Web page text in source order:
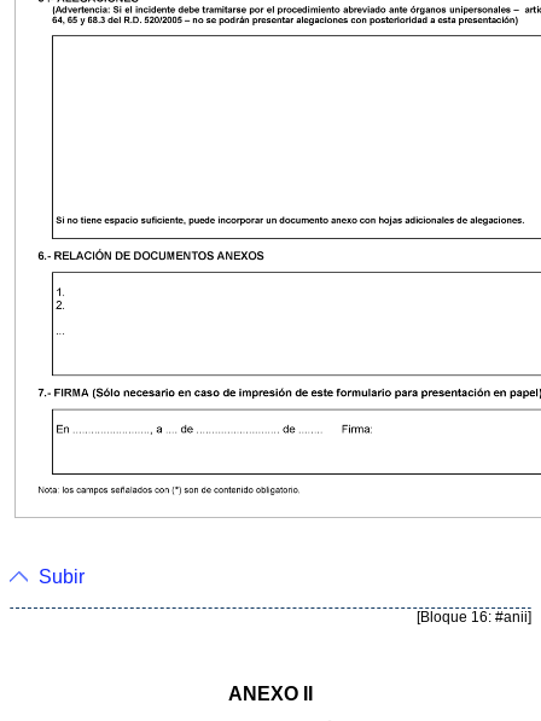
Subir
[Bloque 16: #anii]
ANEXO II